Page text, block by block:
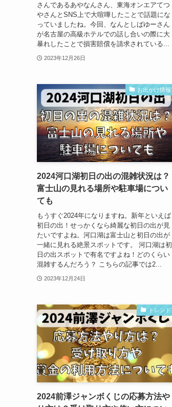
さんであるあやなんさん、東海オンエアてつ
やさんとSNS上で大喧嘩したことで話題にな
っていましたね。今回、なんとしばゆーさん
が名古屋の高級ホテルでの話し合いの際に大
暴れしたことで損害賠償を請求されている...
2023年12月26日
お出かけ情報
2024河口湖初日の出の混雑状況は？
富士山の見れる場所や駐車場につい
ても
もうすぐ2024年になりますね。新年といえば
初日の出！せっかくなら綺麗な初日の出が見
たいですよね。河口湖は富士山と初日の出が
一緒に見れる絶景スポットです。 河口湖は初
日の出スポットで有名ですよね！どのくらい
混雑するんだろう？ こちらの記事では2...
2023年12月24日
トレンド
2024前澤ジャンボくじの応募方法や